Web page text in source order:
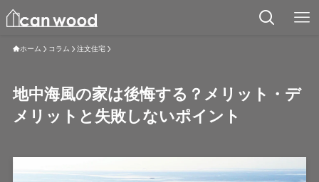
ホーム コラム 注文住宅
地中海風の家は後悔する？メリット・デ
メリットと失敗しないポイント